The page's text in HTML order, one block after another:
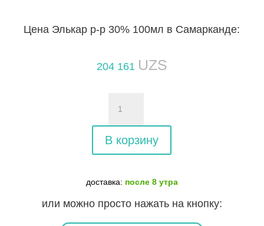
Цена Элькар р-р 30% 100мл в Самарканде:
204 161 UZS
Элькар
р-
100мл
В корзину
доставка: после 8 утра
или можно просто нажать на кнопку: